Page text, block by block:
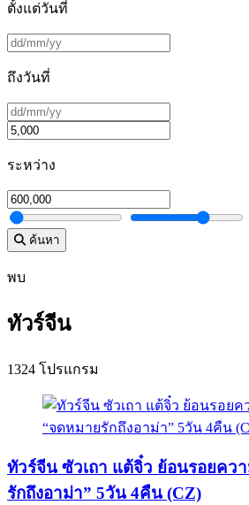
ตั้งแต่วันที่
ถึงวันที่
ระหว่าง
ค้นหา
พบ
ทัวร์จีน
1324 โปรแกรม
ทัวร์จีน ซัวเถา แต้จิ๋ว ย้อนรอยคว
รักถึงอาม่า” 5วัน 4คืน (CZ)